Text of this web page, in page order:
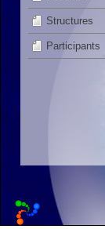
Structures
Participants